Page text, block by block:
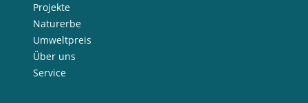
Projekte
Naturerbe
Umweltpreis
Über uns
Service